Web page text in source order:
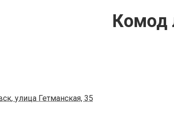
Комод
улица Гетманская, 35